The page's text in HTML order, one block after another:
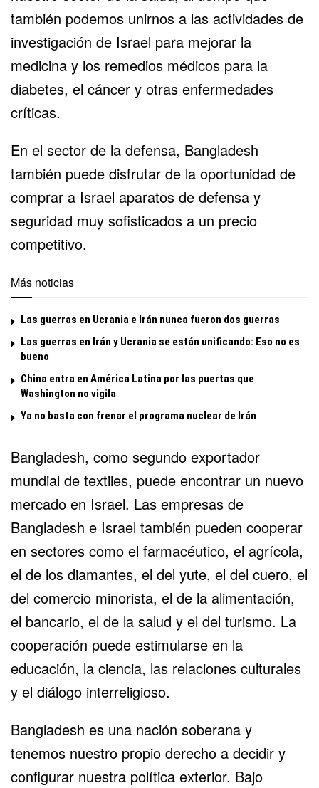
también podemos unirnos a las actividades de
investigación de Israel para mejorar la
medicina y los remedios médicos para la
diabetes, el cáncer y otras enfermedades
críticas.
En el sector de la defensa, Bangladesh
también puede disfrutar de la oportunidad de
comprar a Israel aparatos de defensa y
seguridad muy sofisticados a un precio
competitivo.
Más noticias
Las guerras en Ucrania e Irán nunca fueron dos guerras
Las guerras en Irán y Ucrania se están unificando: Eso no es
bueno
China entra en América Latina por las puertas que
Washington no vigila
Ya no basta con frenar el programa nuclear de Irán
Bangladesh, como segundo exportador
mundial de textiles, puede encontrar un nuevo
mercado en Israel. Las empresas de
Bangladesh e Israel también pueden cooperar
en sectores como el farmacéutico, el agrícola,
el de los diamantes, el del yute, el del cuero, el
del comercio minorista, el de la alimentación,
el bancario, el de la salud y el del turismo. La
cooperación puede estimularse en la
educación, la ciencia, las relaciones culturales
y el diálogo interreligioso.
Bangladesh es una nación soberana y
tenemos nuestro propio derecho a decidir y
configurar nuestra política exterior. Bajo